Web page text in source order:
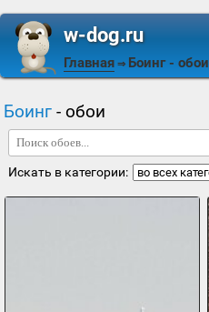
w-dog.ru
Главная ⇒ Боинг- обои
Боинг - обои
Искать в категории: